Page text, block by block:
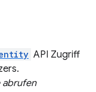
API Zugriff
abrufen